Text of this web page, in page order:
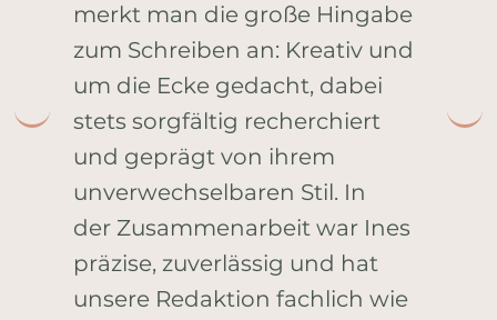
merkt man die große Hingabe
zum Schreiben an: Kreativ und
um die Ecke gedacht, dabei
stets sorgfältig recherchiert
und geprägt von ihrem
unverwechselbaren Stil. In
der Zusammenarbeit war Ines
präzise, zuverlässig und hat
unsere Redaktion fachlich wie